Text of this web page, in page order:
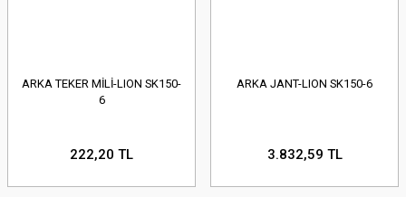
ARKA TEKER MİLİ-LION SK150-
6
222,20 TL
ARKA JANT-LION SK150-6
3.832,59 TL